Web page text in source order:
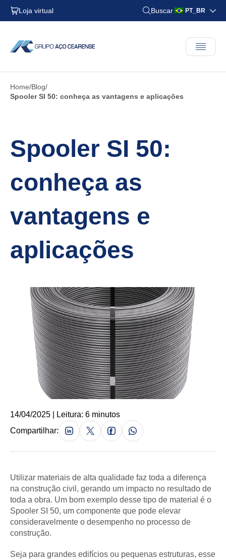
Loja virtual Buscar PT_BR
Home Blog
Spooler SI 50: conheça as vantagens e aplicações
Spooler SI 50:
conheça as
vantagens e
aplicações
14/04/2025 | Leitura: 6 minutos
Compartilhar:
Utilizar materiais de alta qualidade faz toda a diferença
na construção civil, gerando um impacto no resultado de
toda a obra. Um bom exemplo desse tipo de material é o
Spooler SI 50, um componente que pode elevar
consideravelmente o desempenho no processo de
construção.
Seja para grandes edifícios ou pequenas estruturas, esse